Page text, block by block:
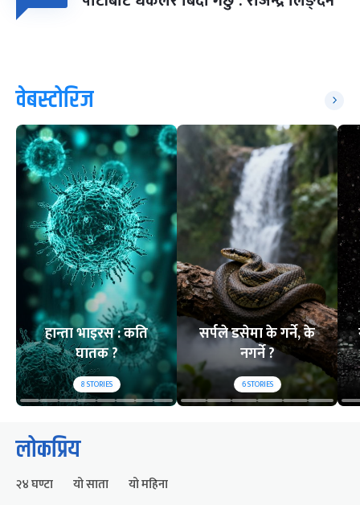
वेबस्टोरिज
हान्ता भाइरस : कति
घातक ?
8STORIES
सर्पले डसेमा के गर्ने, के
नगर्ने ?
6STORIES
लोकप्रिय
२४ घण्टा यो साता यो महिना